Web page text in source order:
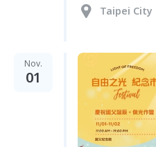
Taipei City
Nov.
01